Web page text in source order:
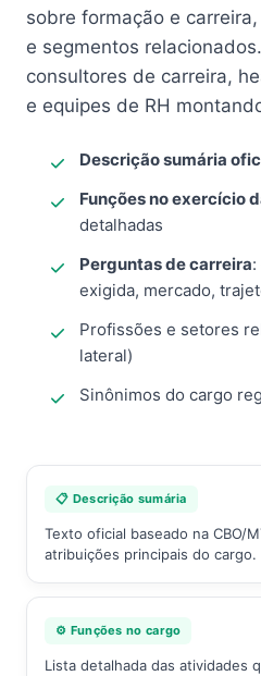
sobre formação e
e segmentos
consultores de carreira,
e equipes de RH
Descrição sumária
Funções no exercício
detalhadas
Perguntas de carreira
exigida, mercado,
Profissões e setores
lateral)
Sinônimos do cargo
📋 Descrição sumária
Texto oficial baseado na CBO/
atribuições principais do cargo.
⚙️ Funções no cargo
Lista detalhada das atividades